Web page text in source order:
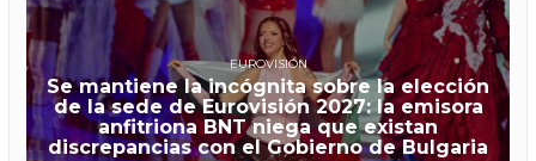
EUROVISIÓN
Se mantiene la incógnita sobre la elección
de la sede de Eurovisión 2027: la emisora
anfitriona BNT niega que existan
discrepancias con el Gobierno de Bulgaria